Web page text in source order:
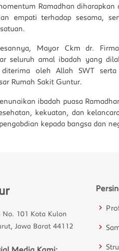
Ramadhan
empati terhadap sesama,
Mayor Ckm dr.
seluruh amal ibadah yang
diterima oleh Allah SWT
Rumah Sakit Guntur.
ibadah puasa
kekuatan, dan
kepada bangsa dan
No. 101 Kota Kulon
Jawa Barat 44112